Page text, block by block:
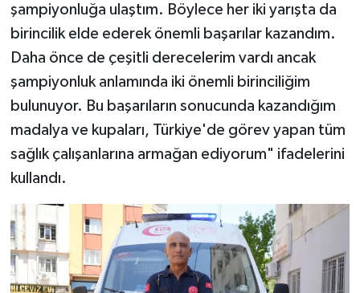
şampiyonluğa ulaştım. Böylece her iki yarışta da
birincilik elde ederek önemli başarılar kazandım.
Daha önce de çeşitli derecelerim vardı ancak
şampiyonluk anlamında iki önemli birinciliğim
bulunuyor. Bu başarıların sonucunda kazandığım
madalya ve kupaları, Türkiye'de görev yapan tüm
sağlık çalışanlarına armağan ediyorum" ifadelerini
kullandı.